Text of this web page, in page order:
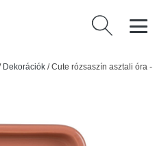
Keresés:
Dekorációk /Cute rózsaszín asztali óra -